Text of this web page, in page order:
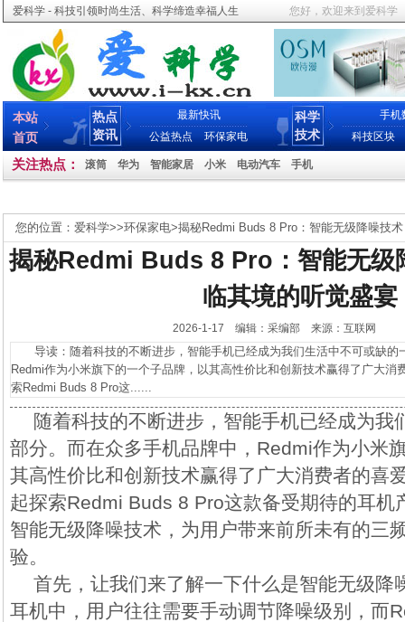
爱科学 - 科技引领时尚生活、科学缔造幸福人生 您好，欢迎来到爱科学
本站
首页
热点
资讯
最新快讯
公益热点
环保家电
科学
技术
手机
科技区块
关注热点： 滚筒 华为 智能家居 小米 电动汽车 手机
您的位置： 爱科学>>环保家电>揭秘Redmi Buds 8 Pro：智能无级降噪技
揭秘Redmi Buds 8 Pro：智能无级
临其境的听觉盛宴
2026-1-17 编辑：采编部 来源：互联网
导读：随着科技的不断进步，智能手机已经成为我们生活中不可或缺的
Redmi作为小米旗下的一个子品牌，以其高性价比和创新技术赢得了广大消
索Redmi Buds 8 Pro这......
随着科技的不断进步，智能手机已经成为我
部分。而在众多手机品牌中，Redmi作为小米
其高性价比和创新技术赢得了广大消费者的喜
起探索Redmi Buds 8 Pro这款备受期待的耳机
智能无级降噪技术，为用户带来前所未有的三
验。
首先，让我们来了解一下什么是智能无级降
耳机中，用户往往需要手动调节降噪级别，而